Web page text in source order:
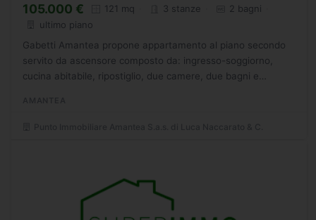
105.000 € 121 mq 3 stanze
2 bagni
ultimo piano
Gabetti Amantea propone appartamento al piano secondo
servito da ascensore composto da: ingresso-soggiorno,
cucina abitabile, ripostiglio, due camere, due bagni e